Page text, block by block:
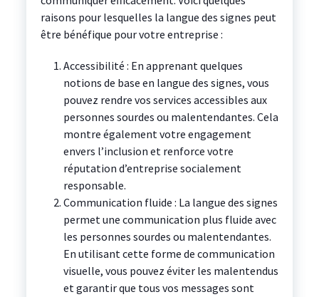
raisons pour lesquelles la langue des signes peut
être bénéfique pour votre entreprise :
Accessibilité : En apprenant quelques
notions de base en langue des signes, vous
pouvez rendre vos services accessibles aux
personnes sourdes ou malentendantes. Cela
montre également votre engagement
envers l’inclusion et renforce votre
réputation d’entreprise socialement
responsable.
Communication fluide : La langue des signes
permet une communication plus fluide avec
les personnes sourdes ou malentendantes.
En utilisant cette forme de communication
visuelle, vous pouvez éviter les malentendus
et garantir que tous vos messages sont